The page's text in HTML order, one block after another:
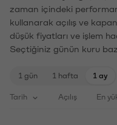
zaman içindeki
kullanarak açılış ve
düşük fiyatları ve işlem
Seçtiğiniz günün kuru
1 gün 1 hafta 1 ay
Tarih Açılış En